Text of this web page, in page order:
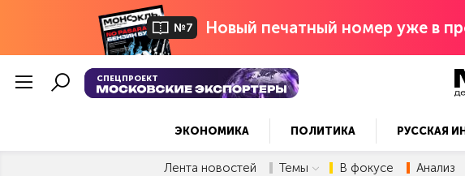
№7 Новый печатный номер уже в
СПЕЦПРОЕКТ
ЭКОНОМИКА ПОЛИТИКА РУССКАЯ
Лента новостей Темы В фокусе Анализ